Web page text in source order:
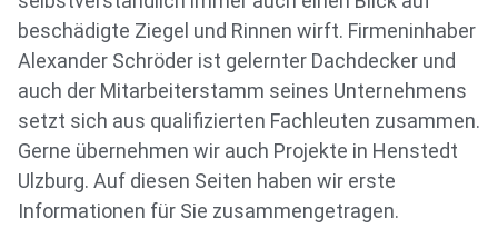
beschädigte Ziegel und Rinnen wirft. Firmeninhaber
Alexander Schröder ist gelernter Dachdecker und
auch der Mitarbeiterstamm seines Unternehmens
setzt sich aus qualifizierten Fachleuten zusammen.
Gerne übernehmen wir auch Projekte in Henstedt
Ulzburg. Auf diesen Seiten haben wir erste
Informationen für Sie zusammengetragen.